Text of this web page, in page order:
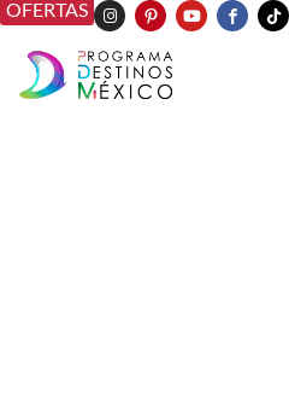
OFERTAS